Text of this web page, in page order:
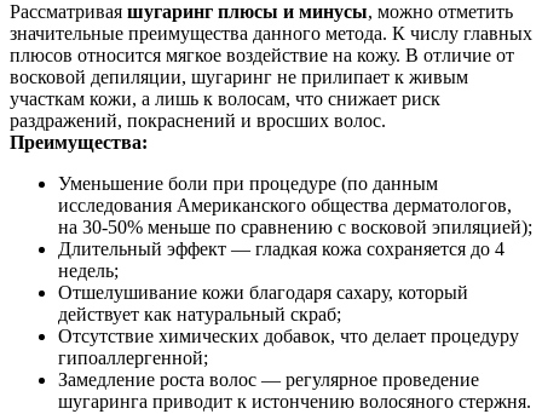
Рассматривая шугаринг плюсы и минусы, можно отметить
значительные преимущества данного метода. К числу главных
плюсов относится мягкое воздействие на кожу. В отличие от
восковой депиляции, шугаринг не прилипает к живым
участкам кожи, а лишь к волосам, что снижает риск
раздражений, покраснений и вросших волос.
Преимущества:
Уменьшение боли при процедуре (по данным
исследования Американского общества дерматологов,
на 30-50% меньше по сравнению с восковой эпиляцией);
Длительный эффект — гладкая кожа сохраняется до 4
недель;
Отшелушивание кожи благодаря сахару, который
действует как натуральный скраб;
Отсутствие химических добавок, что делает процедуру
гипоаллергенной;
Замедление роста волос — регулярное проведение
шугаринга приводит к истончению волосяного стержня.